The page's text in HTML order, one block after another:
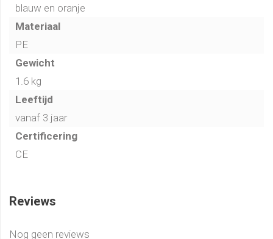
Stoepranden wat zijn de spelregels?
blauw en oranje
Materiaal
PE
Gewicht
1.6 kg
Leeftijd
vanaf 3 jaar
Certificering
CE
Reviews
Nog geen reviews